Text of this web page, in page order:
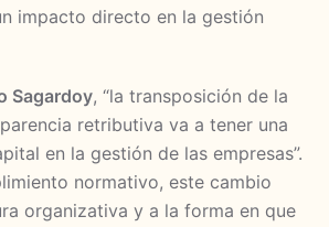
impacto directo en la gestión
Sagardoy, “la transposición de la
retributiva va a tener una
en la gestión de las empresas”.
normativo, este cambio
organizativa y a la forma en que